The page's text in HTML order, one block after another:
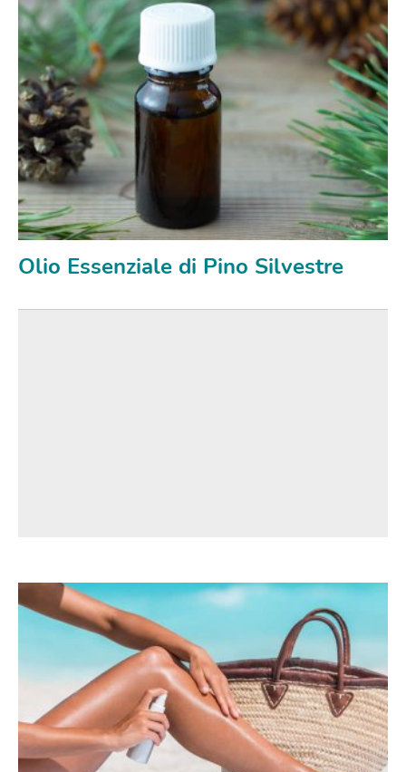
Olio Essenziale di Pino Silvestre